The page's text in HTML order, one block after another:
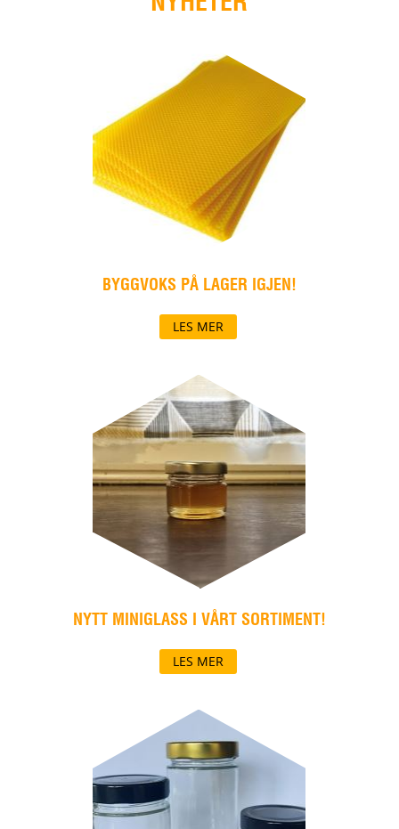
BYGGVOKS PÅ LAGER IGJEN!
LES MER
NYTT MINIGLASS I VÅRT SORTIMENT!
LES MER